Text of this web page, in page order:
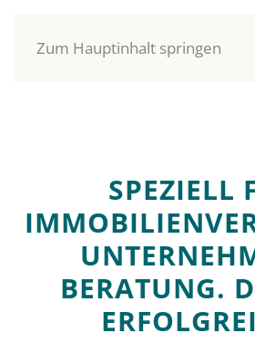
Zum Hauptinhalt springen
SPEZIELL
BERATUNG.